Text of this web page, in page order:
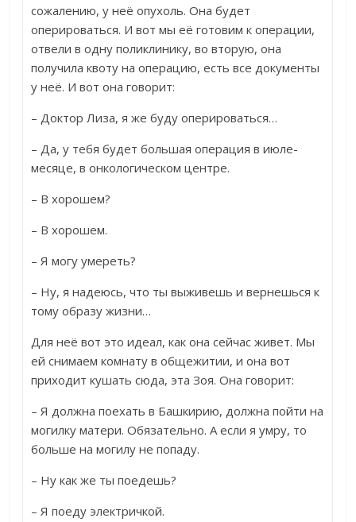
сожалению, у неё опухоль. Она будет
оперироваться. И вот мы её готовим к операции,
отвели в одну поликлинику, во вторую, она
получила квоту на операцию, есть все документы
у неё. И вот она говорит:
– Доктор Лиза, я же буду оперироваться…
– Да, у тебя будет большая операция в июле-
месяце, в онкологическом центре.
– В хорошем?
– В хорошем.
– Я могу умереть?
– Ну, я надеюсь, что ты выживешь и вернешься к
тому образу жизни…
Для неё вот это идеал, как она сейчас живет. Мы
ей снимаем комнату в общежитии, и она вот
приходит кушать сюда, эта Зоя. Она говорит:
– Я должна поехать в Башкирию, должна пойти на
могилку матери. Обязательно. А если я умру, то
больше на могилу не попаду.
– Ну как же ты поедешь?
– Я поеду электричкой.